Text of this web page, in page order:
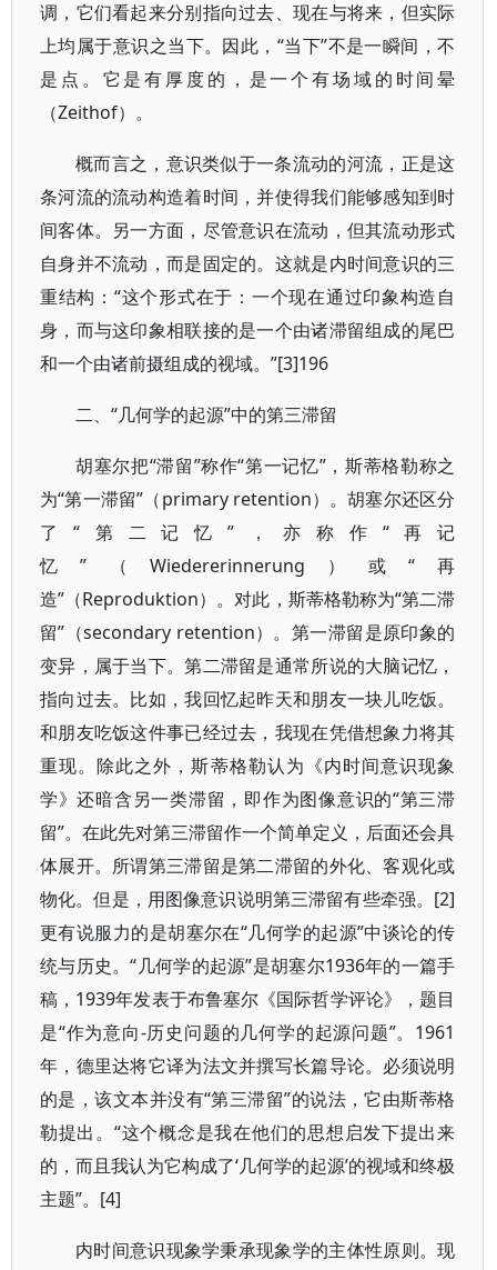
调，它们看起来分别指向过去、现在与将来，但实际
上均属于意识之当下。因此，“当下”不是一瞬间，不
是点。它是有厚度的，是一个有场域的时间晕
（Zeithof）。
概而言之，意识类似于一条流动的河流，正是这
条河流的流动构造着时间，并使得我们能够感知到时
间客体。另一方面，尽管意识在流动，但其流动形式
自身并不流动，而是固定的。这就是内时间意识的三
重结构：“这个形式在于：一个现在通过印象构造自
身，而与这印象相联接的是一个由诸滞留组成的尾巴
和一个由诸前摄组成的视域。”[3]196
二、“几何学的起源”中的第三滞留
胡塞尔把“滞留”称作“第一记忆”，斯蒂格勒称之
为“第一滞留”（primary retention）。胡塞尔还区分
了“第二记忆”，亦称作“再记
忆”（Wiedererinnerung）或“再
造”（Reproduktion）。对此，斯蒂格勒称为“第二滞
留”（secondary retention）。第一滞留是原印象的
变异，属于当下。第二滞留是通常所说的大脑记忆，
指向过去。比如，我回忆起昨天和朋友一块儿吃饭。
和朋友吃饭这件事已经过去，我现在凭借想象力将其
重现。除此之外，斯蒂格勒认为《内时间意识现象
学》还暗含另一类滞留，即作为图像意识的“第三滞
留”。在此先对第三滞留作一个简单定义，后面还会具
体展开。所谓第三滞留是第二滞留的外化、客观化或
物化。但是，用图像意识说明第三滞留有些牵强。[2]
更有说服力的是胡塞尔在“几何学的起源”中谈论的传
统与历史。“几何学的起源”是胡塞尔1936年的一篇手
稿，1939年发表于布鲁塞尔《国际哲学评论》，题目
是“作为意向-历史问题的几何学的起源问题”。1961
年，德里达将它译为法文并撰写长篇导论。必须说明
的是，该文本并没有“第三滞留”的说法，它由斯蒂格
勒提出。“这个概念是我在他们的思想启发下提出来
的，而且我认为它构成了‘几何学的起源’的视域和终极
主题”。[4]
内时间意识现象学秉承现象学的主体性原则。现